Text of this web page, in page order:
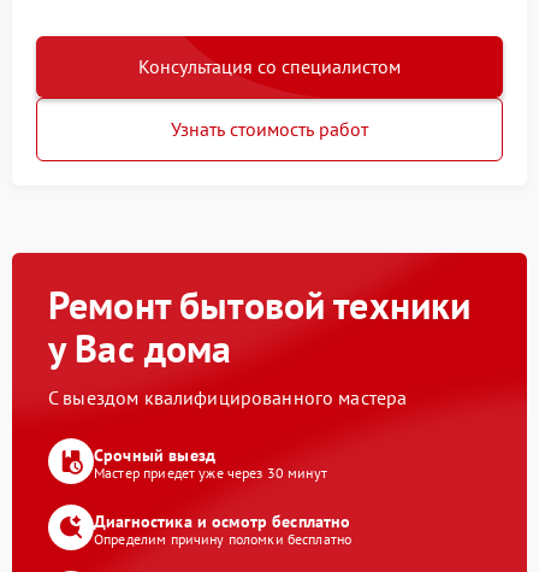
Консультация со специалистом
Узнать стоимость работ
Ремонт бытовой техники
у Вас дома
С выездом квалифицированного мастера
Срочный выезд
Мастер приедет уже через 30 минут
Диагностика и осмотр бесплатно
Определим причину поломки бесплатно